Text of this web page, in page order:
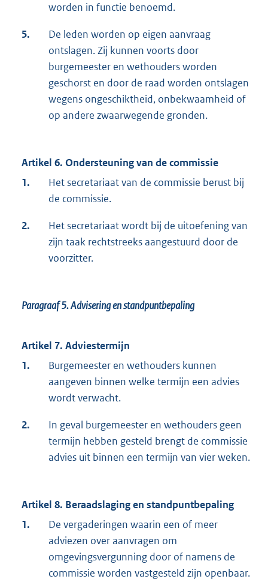
worden in functie benoemd.
5.
De leden worden op eigen aanvraag
ontslagen. Zij kunnen voorts door
burgemeester en wethouders worden
geschorst en door de raad worden ontslagen
wegens ongeschiktheid, onbekwaamheid of
op andere zwaarwegende gronden.
Artikel 6. Ondersteuning van de commissie
1.
Het secretariaat van de commissie berust bij
de commissie.
2.
Het secretariaat wordt bij de uitoefening van
zijn taak rechtstreeks aangestuurd door de
voorzitter.
Paragraaf 5.Advisering en standpuntbepaling
Artikel 7. Adviestermijn
1.
Burgemeester en wethouders kunnen
aangeven binnen welke termijn een advies
wordt verwacht.
2.
In geval burgemeester en wethouders geen
termijn hebben gesteld brengt de commissie
advies uit binnen een termijn van vier weken.
Artikel 8. Beraadslaging en standpuntbepaling
1.
De vergaderingen waarin een of meer
adviezen over aanvragen om
omgevingsvergunning door of namens de
commissie worden vastgesteld zijn openbaar.